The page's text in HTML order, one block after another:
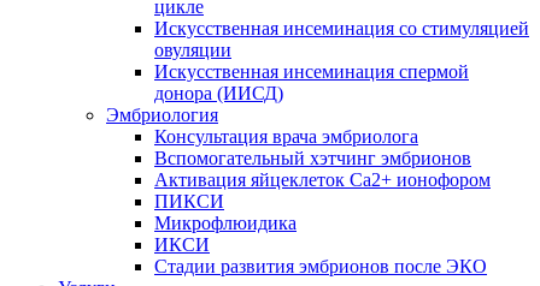
цикле
Искусственная инсеминация со стимуляцией
овуляции
Искусственная инсеминация спермой
донора (ИИСД)
Эмбриология
Консультация врача эмбриолога
Вспомогательный хэтчинг эмбрионов
Активация яйцеклеток Са2+ ионофором
ПИКСИ
Микрофлюидика
ИКСИ
Стадии развития эмбрионов после ЭКО